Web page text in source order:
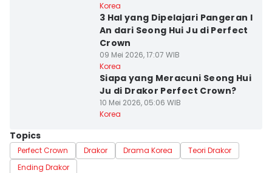
Korea
3 Hal yang Dipelajari Pangeran I
An dari Seong Hui Ju di Perfect
Crown
09 Mei 2026, 17:07 WIB
Korea
Siapa yang Meracuni Seong Hui
Ju di Drakor Perfect Crown?
10 Mei 2026, 05:06 WIB
Korea
Topics
Perfect Crown Drakor Drama Korea
Teori Drakor
Ending Drakor